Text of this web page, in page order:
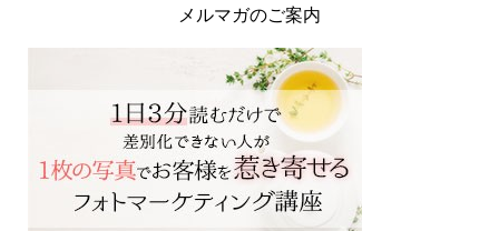
メルマガのご案内